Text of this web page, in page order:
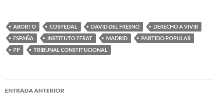
ABORTO COSPEDAL DAVID DEL FRESNO
DERECHO A VIVIR
ESPAÑA
INSTITUTO EFRAT MADRID
PARTIDO POPULAR
PP
TRIBUNAL CONSTITUCIONAL
Navegación
ENTRADA ANTERIOR